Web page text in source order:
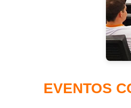
EVENTOS